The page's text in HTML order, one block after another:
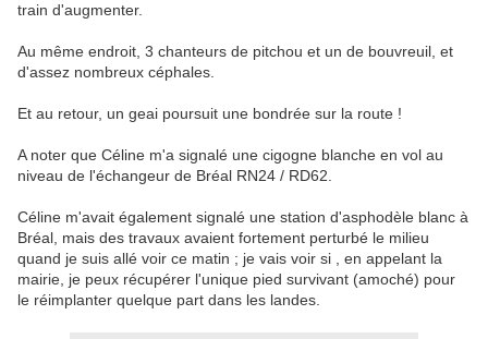
train d'augmenter.
Au même endroit, 3 chanteurs de pitchou et un de bouvreuil, et
d'assez nombreux céphales.
Et au retour, un geai poursuit une bondrée sur la route !
A noter que Céline m'a signalé une cigogne blanche en vol au
niveau de l'échangeur de Bréal RN24 / RD62.
Céline m'avait également signalé une station d'asphodèle blanc à
Bréal, mais des travaux avaient fortement perturbé le milieu
quand je suis allé voir ce matin ; je vais voir si , en appelant la
mairie, je peux récupérer l'unique pied survivant (amoché) pour
le réimplanter quelque part dans les landes.